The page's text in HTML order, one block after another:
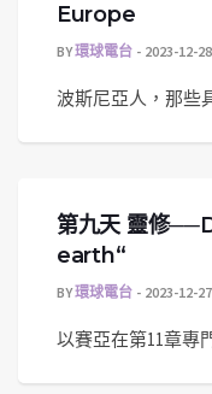
Europe
BY環球電台 2023-12-28
波斯尼亞人，那些
第九天 靈修
earth“
BY環球電台 2023-12-27
以賽亞在第11章專